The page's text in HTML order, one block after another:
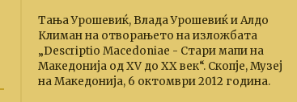
Тања Урошевиќ, Влада Урошевиќ и Алдо
Климан на отворањето на изложбата
„Descriptio Macedoniae - Стари мапи на
Македонија од XV до XX век“. Скопје, Музеј
на Македонија, 6 октомври 2012 година.